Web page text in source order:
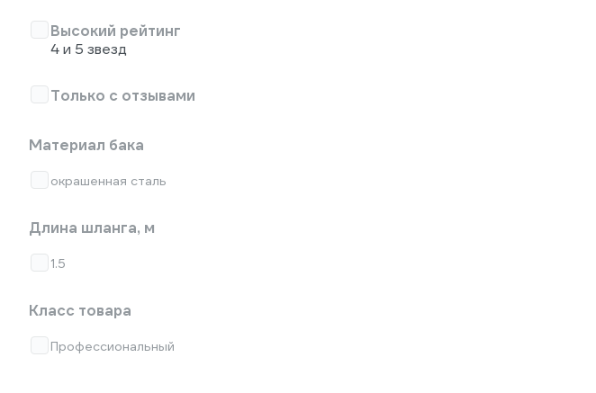
Высокий рейтинг
4 и 5 звезд
Только с отзывами
Материал бака
окрашенная сталь
Длина шланга, м
1.5
Класс товара
Профессиональный